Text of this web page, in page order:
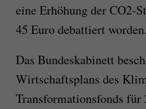
eine Erhöhung der CO2-
45 Euro debattiert worden.
Das Bundeskabinett
Wirtschaftsplans des
Transformationsfonds für